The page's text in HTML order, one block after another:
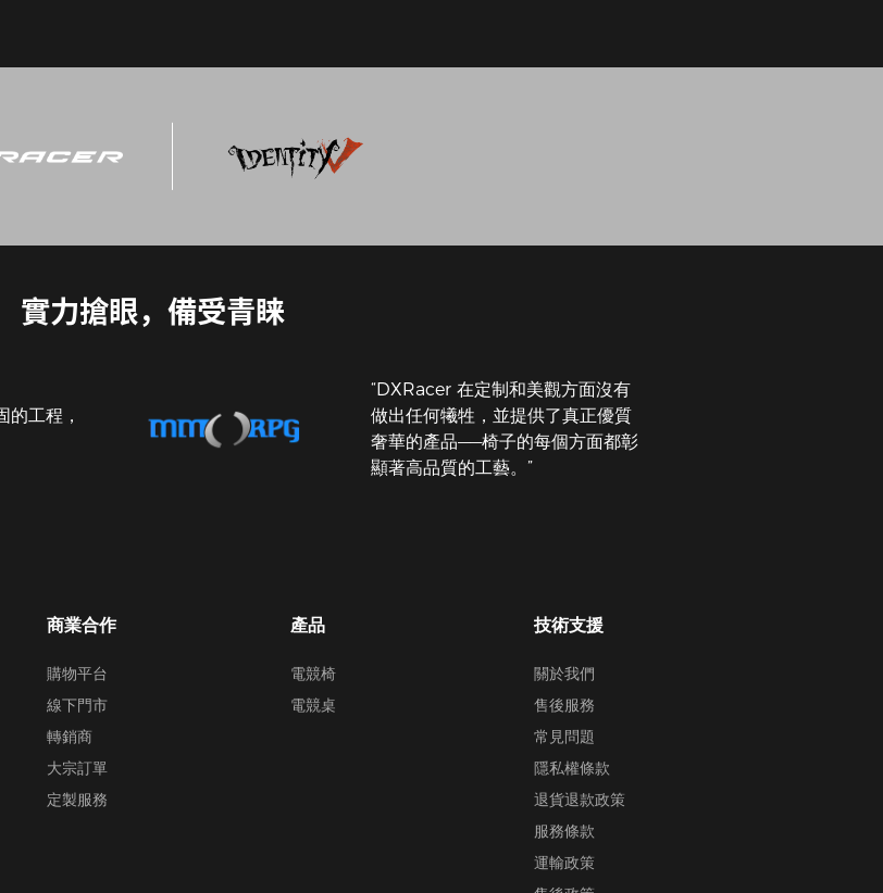
實力搶眼，備受青睐
的工程，
“DXRacer 在定制和美觀方面沒有
做出任何犧牲，並提供了真正優質
奢華的產品——椅子的每個方面都彰
顯著高品質的工藝。”
商業合作
購物平台
線下門市
轉銷商
大宗訂單
定製服務
產品
電競椅
電競桌
技術支援
關於我們
售後服務
常見問題
隱私權條款
退貨退款政策
服務條款
運輸政策